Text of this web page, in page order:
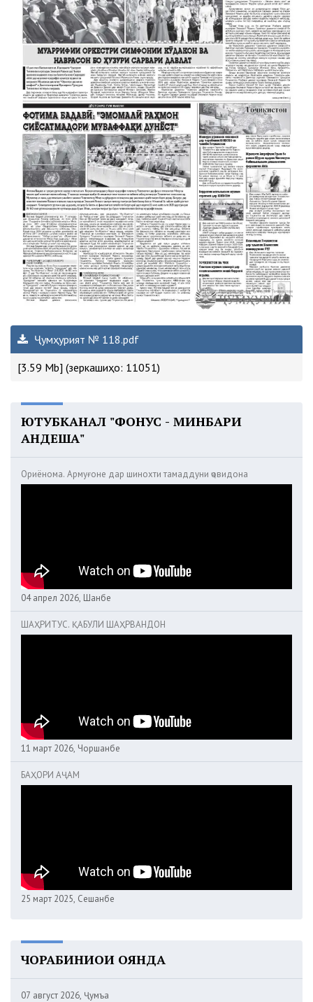
Ҷумҳурият № 118.pdf
[3.59 Mb] (зеркашиҳо: 11051)
ЮТУБКАНАЛ "ФОНУС - МИНБАРИ
АНДЕША"
Ориёнома. Армуғоне дар шинохти тамаддуни ҷовидона
04 апрел 2026, Шанбе
ШАҲРИТУС. ҚАБУЛИ ШАҲРВАНДОН
11 март 2026, Чоршанбе
БАҲОРИ АҶАМ
25 март 2025, Сешанбе
ЧОРАБИНИҲОИ ОЯНДА
07 август 2026, Ҷумъа